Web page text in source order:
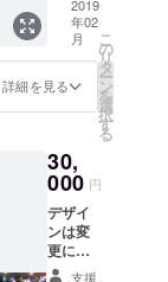
で、そ
ちらに
ご希望
の色と
サイズ
きます
ようお
願いい
たしま
す
した
ビール
お届け
をいた
しま
す。
ビール
は
330ml
です。
2019
年02
月
詳細を見る
こ
の
リ
タ
ー
ン
を
選
択
す
る
30,
000 円
デザイ
ンは変
更にな
る場合
支援